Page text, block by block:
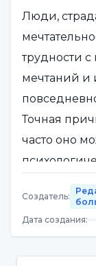
Люди,
трудности
мечтаний и
Точная
часто оно
стресс,
включает
Создатель:
Дата создания: